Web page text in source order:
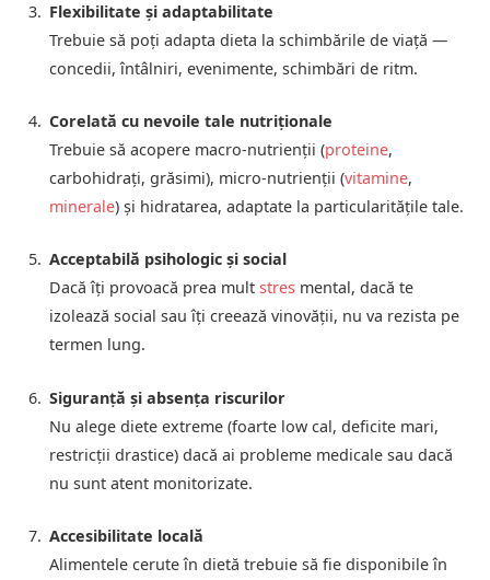
Flexibilitate și adaptabilitate
Trebuie să poți adapta dieta la schimbările de viață —
concedii, întâlniri, evenimente, schimbări de ritm.
Corelată cu nevoile tale nutriționale
Trebuie să acopere macro-nutrienții (proteine,
carbohidrați, grăsimi), micro-nutrienții (vitamine,
minerale) și hidratarea, adaptate la particularitățile tale.
Acceptabilă psihologic și social
Dacă îți provoacă prea mult stres mental, dacă te
izolează social sau îți creează vinovății, nu va rezista pe
termen lung.
Siguranță și absența riscurilor
Nu alege diete extreme (foarte low cal, deficite mari,
restricții drastice) dacă ai probleme medicale sau dacă
nu sunt atent monitorizate.
Accesibilitate locală
Alimentele cerute în dietă trebuie să fie disponibile în